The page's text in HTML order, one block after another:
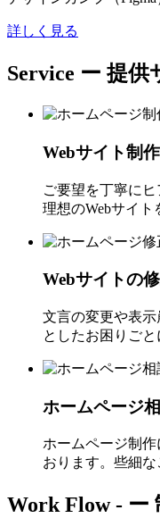
詳しく見る
Service ー 提供
Webサイト制
ご要望を丁寧に
理想のWebサイト
Webサイトの
文言の変更や表
としたお困りごと
ホームページ
ホームページ制
おります。些細な
Work Flow - ー